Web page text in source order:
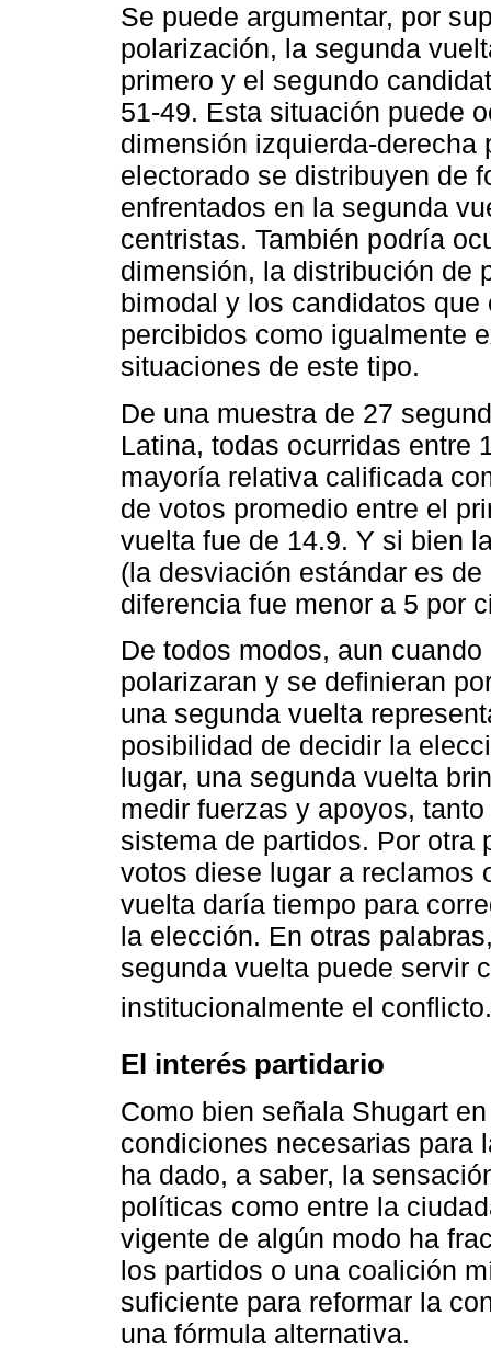
Se puede argumentar, por
polarización, la segunda
primero y el segundo
51-49. Esta situación puede
dimensión izquierda-
electorado se distribuyen de
enfrentados en la segunda
centristas. También podría
dimensión, la distribución de
bimodal y los candidatos
percibidos como igualmente
situaciones de este tipo.
De una muestra de 27
Latina, todas ocurridas entre
mayoría relativa calificada
de votos promedio entre el
vuelta fue de 14.9. Y si bien
(la desviación estándar es
diferencia fue menor a 5 por
De todos modos, aun
polarizaran y se definieran
una segunda vuelta
posibilidad de decidir la
lugar, una segunda vuelta
medir fuerzas y apoyos,
sistema de partidos. Por otra
votos diese lugar a reclamos
vuelta daría tiempo para
la elección. En otras
segunda vuelta puede servir
institucionalmente el conflicto.
El interés partidario
Como bien señala Shugart
condiciones necesarias para
ha dado, a saber, la
políticas como entre la
vigente de algún modo ha
los partidos o una coalición
suficiente para reformar la
una fórmula alternativa.